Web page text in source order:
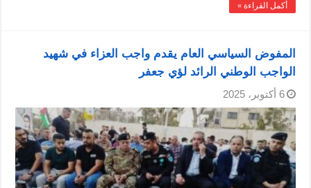
أكمل القراءة »
المفوض السياسي العام يقدم واجب العزاء في شهيد
الواجب الوطني الرائد لؤي جعفر
6 أكتوبر، 2025